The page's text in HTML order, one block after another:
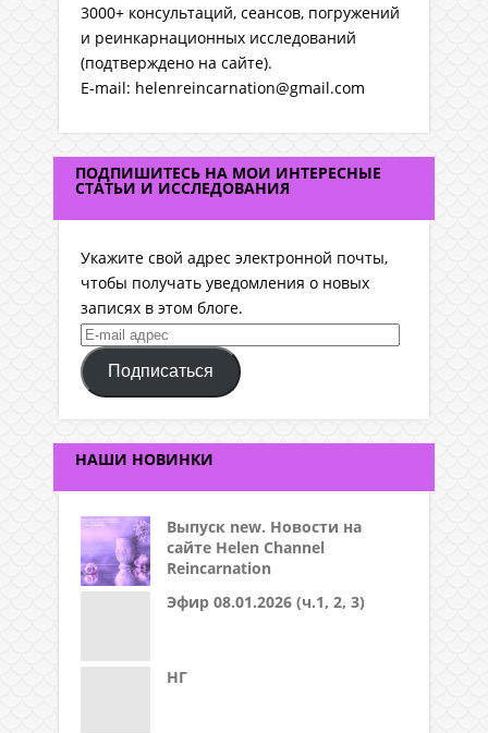
3000+ консультаций, сеансов, погружений
и реинкарнационных исследований
(подтверждено на сайте).
E-mail: helenreincarnation@gmail.com
ПОДПИШИТЕСЬ НА МОИ ИНТЕРЕСНЫЕ
СТАТЬИ И ИССЛЕДОВАНИЯ
Укажите свой адрес электронной почты,
чтобы получать уведомления о новых
записях в этом блоге.
E-
mail
адрес
Подписаться
НАШИ НОВИНКИ
Выпуск new. Новости на
сайте Helen Channel
Reincarnation
Эфир 08.01.2026 (ч.1, 2, 3)
НГ